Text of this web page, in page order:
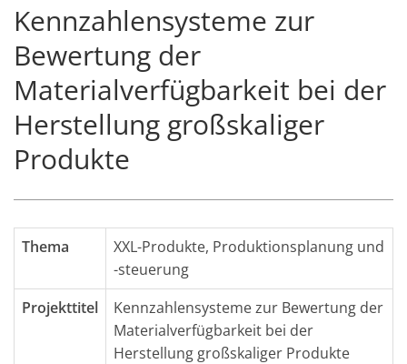
Kennzahlensysteme zur
Bewertung der
Materialverfügbarkeit bei der
Herstellung großskaliger
Produkte
Thema XXL-Produkte, Produktionsplanung und
-steuerung
Projekttitel
Kennzahlensysteme zur Bewertung der
Materialverfügbarkeit bei der
Herstellung großskaliger Produkte